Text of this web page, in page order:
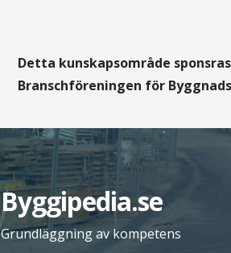
Detta kunskapsområde sponsras
Branschföreningen för
Byggipedia.se
Grundläggning av kompetens